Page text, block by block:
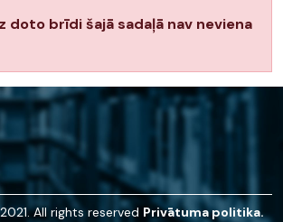
doto brīdi šajā sadaļā nav neviena
All rights reserved Privātuma politika.